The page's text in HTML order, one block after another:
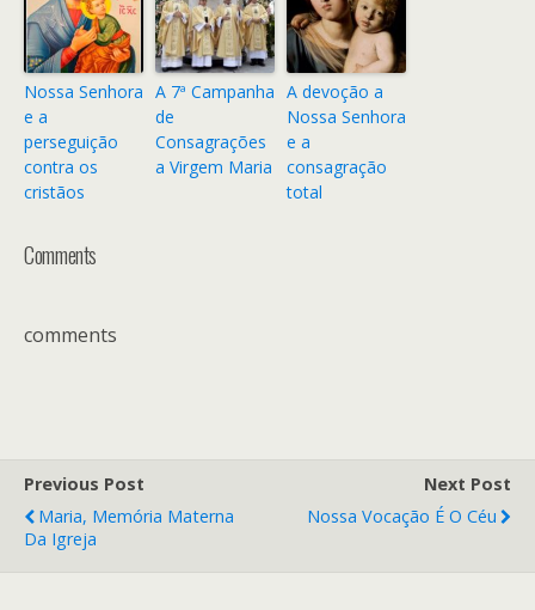
Nossa Senhora
e a
perseguição
contra os
cristãos
A 7ª Campanha
de
Consagrações
a Virgem Maria
A devoção a
Nossa Senhora
e a
consagração
total
Comments
comments
Previous Post
Maria, Memória Materna
Da Igreja
Next Post
Nossa Vocação É O Céu